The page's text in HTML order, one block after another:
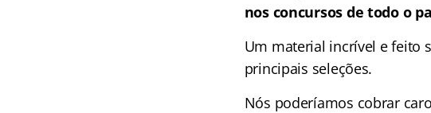
nos concursos de todo o
Um material incrível e feito
principais seleções.
Nós poderíamos cobrar